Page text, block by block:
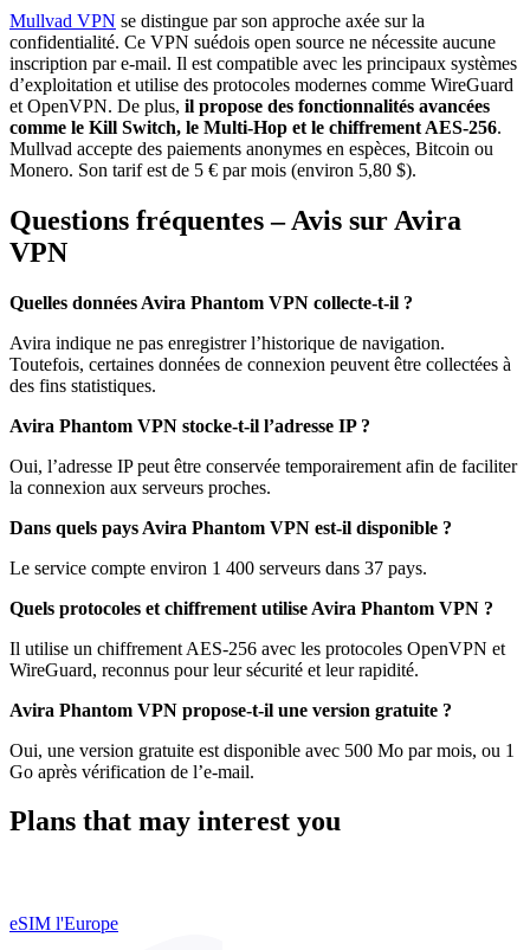
Mullvad VPN se distingue par son approche axée sur la
confidentialité. Ce VPN suédois open source ne nécessite aucune
inscription par e-mail. Il est compatible avec les principaux systèmes
d’exploitation et utilise des protocoles modernes comme WireGuard
et OpenVPN. De plus, il propose des fonctionnalités avancées
comme le Kill Switch, le Multi-Hop et le chiffrement AES-256.
Mullvad accepte des paiements anonymes en espèces, Bitcoin ou
Monero. Son tarif est de 5 € par mois (environ 5,80 $).
Questions fréquentes – Avis sur Avira
VPN
Quelles données Avira Phantom VPN collecte-t-il ?
Avira indique ne pas enregistrer l’historique de navigation.
Toutefois, certaines données de connexion peuvent être collectées à
des fins statistiques.
Avira Phantom VPN stocke-t-il l’adresse IP ?
Oui, l’adresse IP peut être conservée temporairement afin de faciliter
la connexion aux serveurs proches.
Dans quels pays Avira Phantom VPN est-il disponible ?
Le service compte environ 1 400 serveurs dans 37 pays.
Quels protocoles et chiffrement utilise Avira Phantom VPN ?
Il utilise un chiffrement AES-256 avec les protocoles OpenVPN et
WireGuard, reconnus pour leur sécurité et leur rapidité.
Avira Phantom VPN propose-t-il une version gratuite ?
Oui, une version gratuite est disponible avec 500 Mo par mois, ou 1
Go après vérification de l’e-mail.
Plans that may interest you
eSIM l'Europe